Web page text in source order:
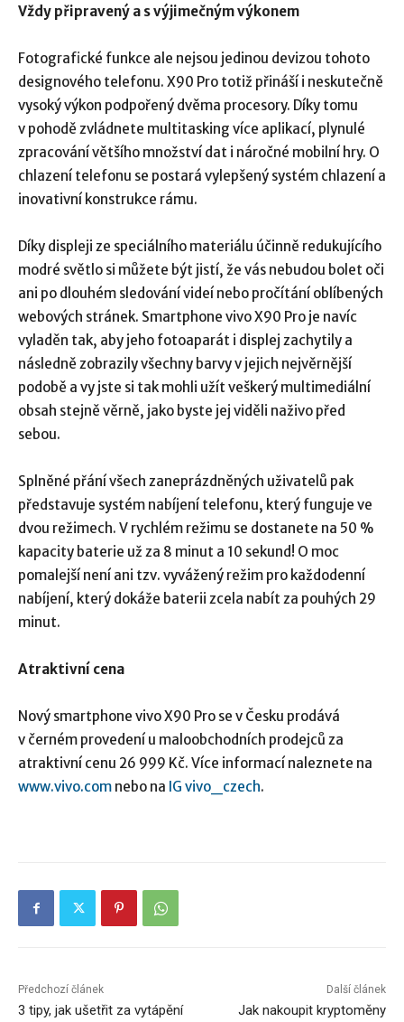
Vždy připravený a s výjimečným výkonem
Fotografické funkce ale nejsou jedinou devizou tohoto
designového telefonu. X90 Pro totiž přináší i neskutečně
vysoký výkon podpořený dvěma procesory. Díky tomu
v pohodě zvládnete multitasking více aplikací, plynulé
zpracování většího množství dat i náročné mobilní hry. O
chlazení telefonu se postará vylepšený systém chlazení a
inovativní konstrukce rámu.
Díky displeji ze speciálního materiálu účinně redukujícího
modré světlo si můžete být jistí, že vás nebudou bolet oči
ani po dlouhém sledování videí nebo pročítání oblíbených
webových stránek. Smartphone vivo X90 Pro je navíc
vyladěn tak, aby jeho fotoaparát i displej zachytily a
následně zobrazily všechny barvy v jejich nejvěrnější
podobě a vy jste si tak mohli užít veškerý multimediální
obsah stejně věrně, jako byste jej viděli naživo před
sebou.
Splněné přání všech zaneprázdněných uživatelů pak
představuje systém nabíjení telefonu, který funguje ve
dvou režimech. V rychlém režimu se dostanete na 50 %
kapacity baterie už za 8 minut a 10 sekund! O moc
pomalejší není ani tzv. vyvážený režim pro každodenní
nabíjení, který dokáže baterii zcela nabít za pouhých 29
minut.
Atraktivní cena
Nový smartphone vivo X90 Pro se v Česku prodává
v černém provedení u maloobchodních prodejců za
atraktivní cenu 26 999 Kč. Více informací naleznete na
www.vivo.com nebo na IG vivo_czech.
Předchozí článek
3 tipy, jak ušetřit za vytápění
Další článek
Jak nakoupit kryptoměny